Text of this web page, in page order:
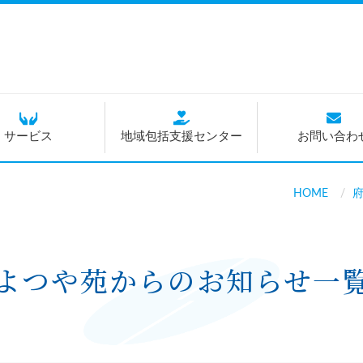
サービス 地域包括支援センター お問い合わ
HOME
つや苑からのお知らせ一